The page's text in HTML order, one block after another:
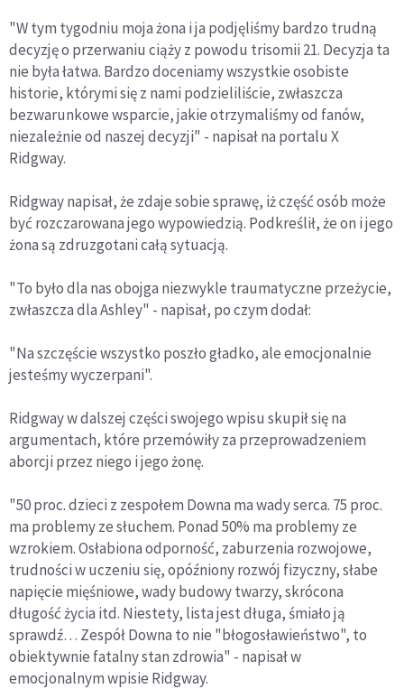
"W tym tygodniu moja żona i ja podjęliśmy bardzo trudną
decyzję o przerwaniu ciąży z powodu trisomii 21. Decyzja ta
nie była łatwa. Bardzo doceniamy wszystkie osobiste
historie, którymi się z nami podzieliliście, zwłaszcza
bezwarunkowe wsparcie, jakie otrzymaliśmy od fanów,
niezależnie od naszej decyzji" - napisał na portalu X
Ridgway.
Ridgway napisał, że zdaje sobie sprawę, iż część osób może
być rozczarowana jego wypowiedzią. Podkreślił, że on i jego
żona są zdruzgotani całą sytuacją.
"To było dla nas obojga niezwykle traumatyczne przeżycie,
zwłaszcza dla Ashley" - napisał, po czym dodał:
"Na szczęście wszystko poszło gładko, ale emocjonalnie
jesteśmy wyczerpani".
Ridgway w dalszej części swojego wpisu skupił się na
argumentach, które przemówiły za przeprowadzeniem
aborcji przez niego i jego żonę.
"50 proc. dzieci z zespołem Downa ma wady serca. 75 proc.
ma problemy ze słuchem. Ponad 50% ma problemy ze
wzrokiem. Osłabiona odporność, zaburzenia rozwojowe,
trudności w uczeniu się, opóźniony rozwój fizyczny, słabe
napięcie mięśniowe, wady budowy twarzy, skrócona
długość życia itd. Niestety, lista jest długa, śmiało ją
sprawdź… Zespół Downa to nie "błogosławieństwo", to
obiektywnie fatalny stan zdrowia" - napisał w
emocjonalnym wpisie Ridgway.